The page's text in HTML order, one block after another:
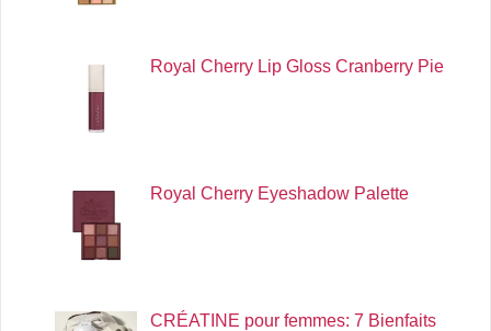
Royal Cherry Lip Gloss Cranberry Pie
Royal Cherry Eyeshadow Palette
CRÉATINE pour femmes: 7 Bienfaits